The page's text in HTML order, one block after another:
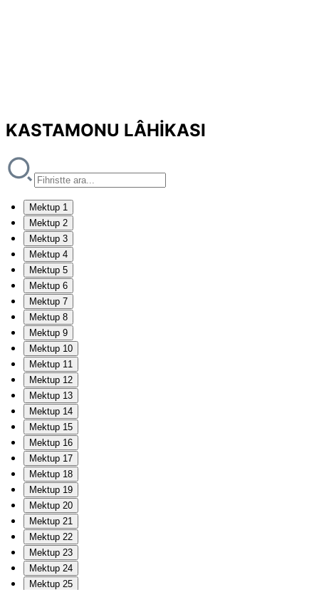
KASTAMONU LÂHİKASI
Mektup 1
Mektup 2
Mektup 3
Mektup 4
Mektup 5
Mektup 6
Mektup 7
Mektup 8
Mektup 9
Mektup 10
Mektup 11
Mektup 12
Mektup 13
Mektup 14
Mektup 15
Mektup 16
Mektup 17
Mektup 18
Mektup 19
Mektup 20
Mektup 21
Mektup 22
Mektup 23
Mektup 24
Mektup 25